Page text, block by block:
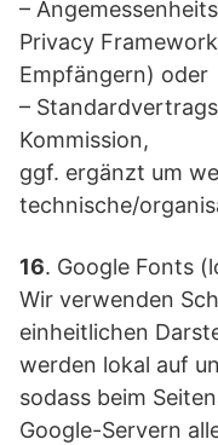
–
Privacy
Empfängern) oder
–
Kommission,
ggf. ergänzt um
technische/
16. Google Fonts
Wir verwenden
einheitlichen
werden lokal auf
sodass beim
Google-Servern